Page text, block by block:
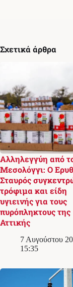
Σχετικά άρθρα
Αλληλεγγύη από
Μεσολόγγι: Ο
Σταυρός
τρόφιμα και είδη
υγιεινής για τους
πυρόπληκτους της
Αττικής
7 Αυγούστου
15:35